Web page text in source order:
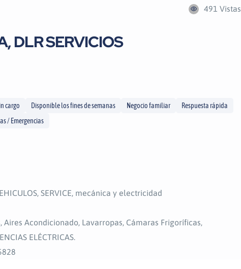
491 Vistas
DLR SERVICIOS
cargo Disponible los fines de semanas Negocio familiar
Respuesta rápida
/ Emergencias
SERVICE, mecánica y electricidad
Acondicionado, Lavarropas, Cámaras Frigoríficas,
ELÉCTRICAS.